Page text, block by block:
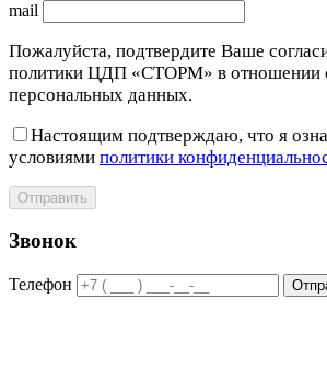
mail
Пожалуйста, подтвердите Ваше
политики ЦДП «СТОРМ» в отношении
персональных данных.
Настоящим подтверждаю, что я
условиями политики
Отправить
Звонок
Телефон